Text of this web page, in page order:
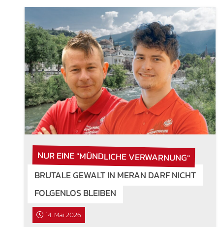
NUR EINE "MÜNDLICHE VERWARNUNG"
BRUTALE GEWALT IN MERAN DARF NICHT
FOLGENLOS BLEIBEN
14. Mai 2026